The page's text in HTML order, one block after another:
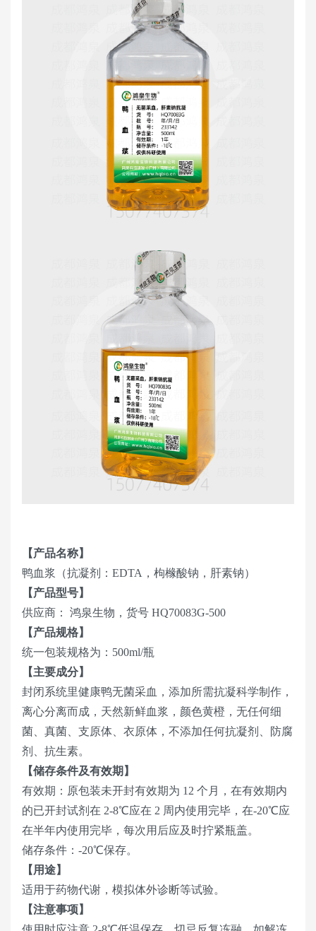
【产品名称】
鸭血浆（抗凝剂：EDTA，枸橼酸钠，肝素钠）
【产品型号】
供应商： 鸿泉生物，货号 HQ70083G-500
【产品规格】
统一包装规格为：500ml/瓶
【主要成分】
封闭系统里健康鸭无菌采血，添加所需抗凝科学制作，
离心分离而成，天然新鲜血浆，颜色黄橙，无任何细
菌、真菌、支原体、衣原体，不添加任何抗凝剂、防腐
剂、抗生素。
【储存条件及有效期】
有效期：原包装未开封有效期为 12 个月，在有效期内
的已开封试剂在 2-8℃应在 2 周内使用完毕，在-20℃应
在半年内使用完毕，每次用后应及时拧紧瓶盖。
储存条件：-20℃保存。
【用途】
适用于药物代谢，模拟体外诊断等试验。
【注意事项】